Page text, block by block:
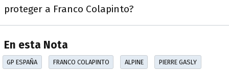
proteger a Franco Colapinto?
En esta Nota
GP ESPAÑA FRANCO COLAPINTO ALPINE PIERRE GASLY